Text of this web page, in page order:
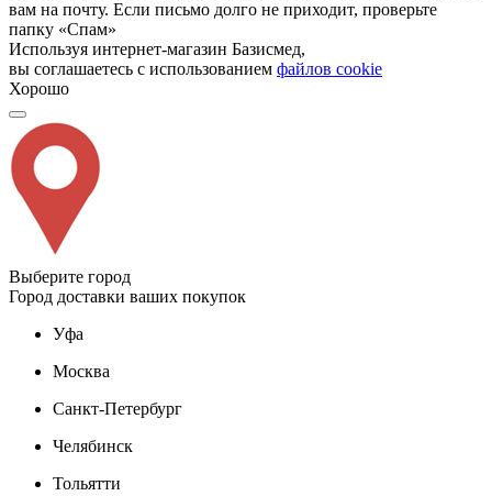
вам на почту. Если письмо долго не приходит, проверьте
папку «Спам»
Используя интернет-магазин Базисмед,
вы соглашаетесь с использованием файлов cookie
Хорошо
Выберите город
Город доставки ваших покупок
Уфа
Москва
Санкт-Петербург
Челябинск
Тольятти